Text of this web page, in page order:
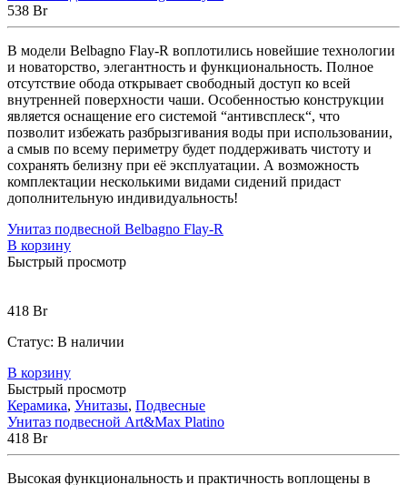
538 Br
В модели Belbagno Flay-R воплотились новейшие технологии
и новаторство, элегантность и функциональность. Полное
отсутствие обода открывает свободный доступ ко всей
внутренней поверхности чаши. Особенностью конструкции
является оснащение его системой “антивсплеск“, что
позволит избежать разбрызгивания воды при использовании,
а смыв по всему периметру будет поддерживать чистоту и
сохранять белизну при её эксплуатации. А возможность
комплектации несколькими видами сидений придаст
дополнительную индивидуальность!
Унитаз подвесной Belbagno Flay-R
В корзину
Быстрый просмотр
418 Br
Статус: В наличии
В корзину
Быстрый просмотр
Керамика, Унитазы, Подвесные
Унитаз подвесной Art&Max Platino
418 Br
Высокая функциональность и практичность воплощены в